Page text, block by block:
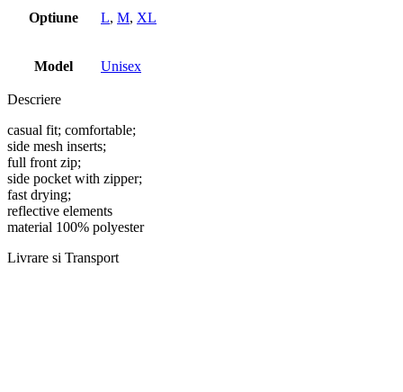
Optiune L, M, XL
Model Unisex
Descriere
casual fit; comfortable;
side mesh inserts;
full front zip;
side pocket with zipper;
fast drying;
reflective elements
material 100% polyester
Livrare si Transport